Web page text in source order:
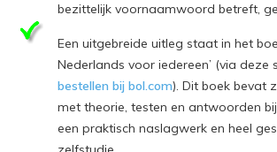
bezittelijk voornaamwoord betreft,
Een uitgebreide uitleg staat in het
Nederlands voor iedereen’ (via deze
bestellen bij bol.com). Dit boek bevat
met theorie, testen en antwoorden
een praktisch naslagwerk en heel